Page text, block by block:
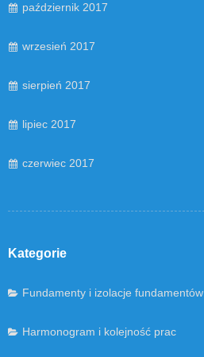
październik 2017
wrzesień 2017
sierpień 2017
lipiec 2017
czerwiec 2017
Kategorie
Fundamenty i izolacje fundamentów
Harmonogram i kolejność prac